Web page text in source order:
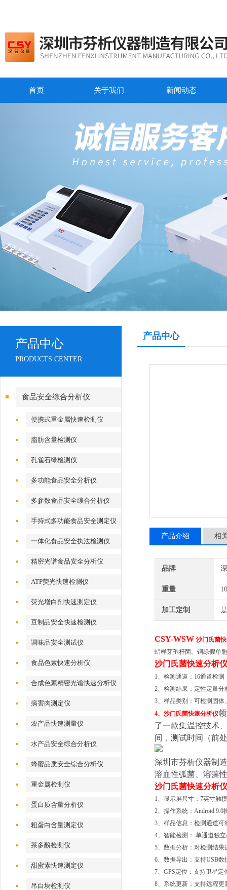
首页 关于我们 新闻动态
产品中心
PRODUCTS CENTER
食品安全综合分析仪
便携式重金属快速检测仪
脂肪含量检测仪
孔雀石绿检测仪
多功能食品安全分析仪
多参数食品安全综合分析仪
手持式多功能食品安全测定仪
一体化食品安全执法检测仪
精密光谱食品安全分析仪
ATP荧光快速检测仪
荧光增白剂快速测定仪
豆制品安全快速检测仪
调味品安全测试仪
食品色素快速分析仪
合成色素精密光谱快速分析仪
病害肉测定仪
农产品快速测量仪
水产品安全综合分析仪
蜂蜜品质安全综合分析仪
重金属检测仪
蛋白质含量分析仪
粗蛋白含量测定仪
茶多酚检测仪
甜蜜素快速测定仪
吊白块检测仪
产品中心
产品介绍 相
品牌
重量
加工定制 是
CSY-WSW 沙门氏菌
蜡样芽孢杆菌、铜绿假单
沙门氏菌快速分析仪
1、检测通道：16通道检测
2、检测结果：定性定量分
3、样品类别：可检测固体
4、 沙门氏菌快速分析仪
了一款集温控技术
间，测试时间（前
深圳市芬析仪器制
溶血性弧菌、溶藻
沙门氏菌快速分析仪
1、显示屏尺寸：7英寸触
2、操作系统：Android 9.0
3、样品信息：检测通道
4、智能检测： 单通道独
5、数据分析：对检测结
6、数据导出：支持USB
7、GPS定位：支持卫星定
8、系统更新：支持远程更